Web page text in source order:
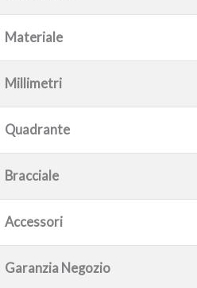
Materiale
Millimetri
Quadrante
Bracciale
Accessori
Garanzia Negozio